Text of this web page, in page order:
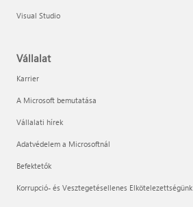
Visual Studio
Vállalat
Karrier
A Microsoft bemutatása
Vállalati hírek
Adatvédelem a Microsoftnál
Befektetők
Korrupció- és Vesztegetésellenes Elkötelezettségünk